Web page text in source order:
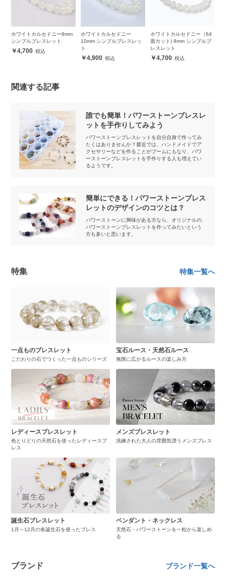
ホワイトカルセドニー8mm
シンプルブレスレット
4,700
ホワイトカルセドニー
10mm シンプルブレスレッ
ト
4,900
ホワイトカルセドニー（64
面カット) 8mm シンプルブ
レスレット
4,700
関連する記事
誰でも簡単！パワーストーンブレスレ
ットを手作りしてみよう
パワーストーンブレスレットを自分自身で作ってみ
たくはありませんか？最近では、ハンドメイドでア
クセサリーなどを作ることがブームにもなり、パワ
ーストーンブレスレットを手作りする人も増えてい
るようです。
簡単にできる！パワーストーンブレス
レットのデザインのコツとは？
パワーストーンに興味がある方なら、オリジナルの
パワーストーンブレスレットを作ってみたいという
方も多いと思います。
特集 特集一覧へ
一点ものブレスレット
こだわりの石でつくった一点ものシリーズ
宝石ルース・天然石ルース
無限に広がるルースの楽しみ方
レディースブレスレット
色とりどりの天然石を使ったレディースブ
レス
メンズブレスレット
洗練された大人の雰囲気漂うメンズブレス
誕生石ブレスレット
1月～12月の各誕生石を使ったブレス
ペンダント・ネックレス
天然石・パワーストーンを一粒から楽しめ
る
ブランド ブランド一覧へ